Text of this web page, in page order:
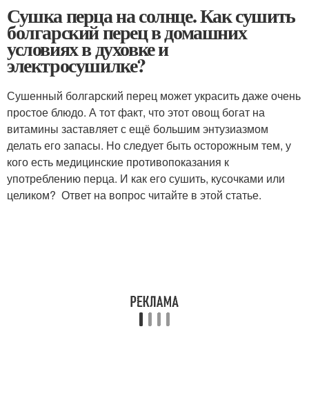
Сушка перца на солнце. Как сушить
болгарский перец в домашних
условиях в духовке и
электросушилке?
Сушенный болгарский перец может украсить даже очень
простое блюдо. А тот факт, что этот овощ богат на
витамины заставляет с ещё большим энтузиазмом
делать его запасы. Но следует быть осторожным тем, у
кого есть медицинские противопоказания к
употреблению перца. И как его сушить, кусочками или
целиком? Ответ на вопрос читайте в этой статье.